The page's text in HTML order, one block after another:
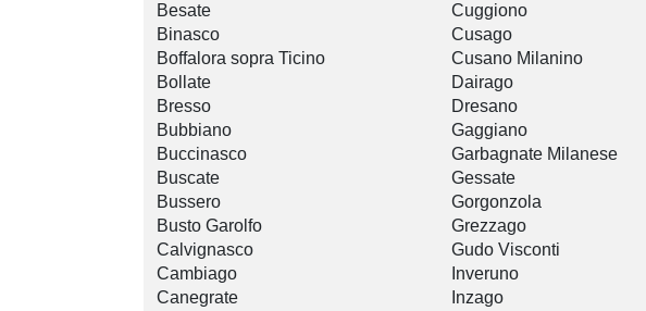
Besate
Binasco
Boffalora sopra Ticino
Bollate
Bresso
Bubbiano
Buccinasco
Buscate
Bussero
Busto Garolfo
Calvignasco
Cambiago
Canegrate
Cuggiono
Cusago
Cusano Milanino
Dairago
Dresano
Gaggiano
Garbagnate Milanese
Gessate
Gorgonzola
Grezzago
Gudo Visconti
Inveruno
Inzago